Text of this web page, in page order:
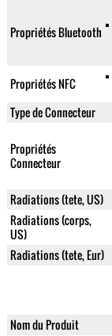
Propriétés Bluetooth
Propriétés NFC
Type de Connecteur
Propriétés
Connecteur
Radiations (tete, US)
Radiations (corps,
US)
Radiations (tete, Eur)
Nom du Produit